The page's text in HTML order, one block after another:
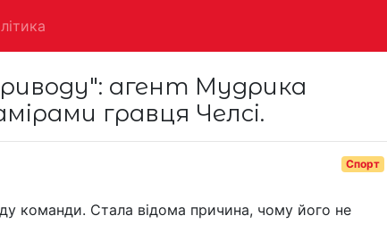
агент Мудрика
гравця Челсі.
Спорт
команди. Стала відома причина, чому його не